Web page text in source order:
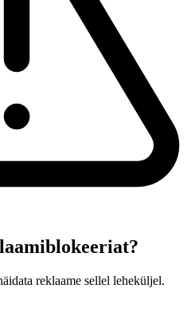
reklaame sellel leheküljel.